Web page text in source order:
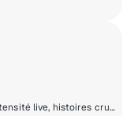
Le plus Metallica du monde ! Intensité live, histoires crues et feu alimenté par les fans !